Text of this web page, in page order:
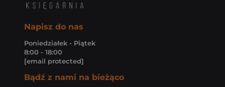
Napisz do nas
Poniedziałek - Piątek
8:00 - 18:00
[email protected]
Bądź z nami na bieżąco